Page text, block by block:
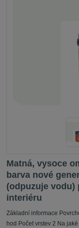
Matná, vysoce
barva nové
(odpuzuje vodu)
interiéru
Základní informace
hod Počet vrstev 2 Na